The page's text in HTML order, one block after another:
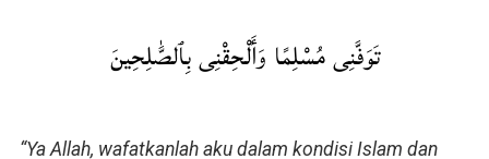
تَوَفَّنِى مُسْلِمًا وَأَلْحِقْنِى بِٱلصَّٰلِحِينَ
“Ya Allah, wafatkanlah aku dalam kondisi Islam dan